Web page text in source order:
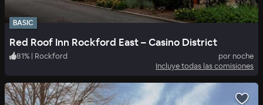
BASIC
Red Roof Inn Rockford East – Casino District
81% | Rockford
por noche
Incluye todas las comisiones